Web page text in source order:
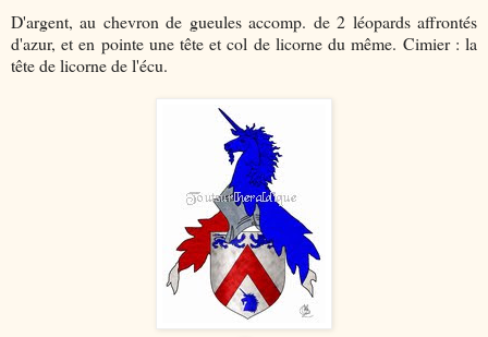
D'argent, au chevron de gueules accomp. de 2 léopards affrontés
d'azur, et en pointe une tête et col de licorne du même. Cimier : la
tête de licorne de l'écu.